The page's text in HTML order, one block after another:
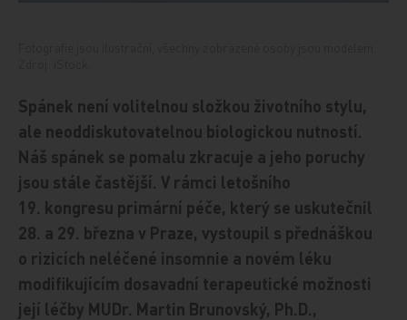
Spánek není volitelnou složkou životního stylu,
ale neoddiskutovatelnou biologickou nutností.
Náš spánek se pomalu zkracuje a jeho poruchy
jsou stále častější. V rámci letošního
19. kongresu primární péče, který se uskutečnil
28. a 29. března v Praze, vystoupil s přednáškou
o rizicích neléčené insomnie a novém léku
modifikujícím dosavadní terapeutické možnosti
její léčby MUDr. Martin Brunovský, Ph.D.,